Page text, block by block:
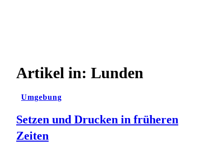
Artikel in: Lunden
Umgebung
Setzen und Drucken in früheren
Zeiten